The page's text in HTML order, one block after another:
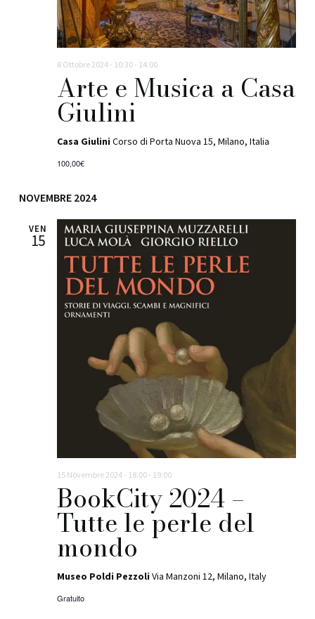
Arte e Musica a Casa
Giulini
8 Ottobre 2024 - 10:30- 14:00
Casa Giulini Corso di Porta Nuova 15, Milano, Italia
100,00€
NOVEMBRE 2024
VEN
15
BookCity 2024 –
Tutte le perle del
mondo
15 Novembre 2024 - 18:00- 19:00
Museo Poldi Pezzoli Via Manzoni 12, Milano, Italy
Gratuito